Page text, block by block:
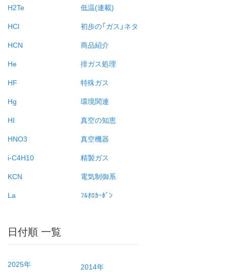
H2Te
HCl
HCN
He
HF
Hg
HI
HNO3
i-C4H10
KCN
La
低温(連載)
初歩の「ガス」ネタ
商品紹介
排ガス処理
特殊ガス
環境関連
真空の知恵
真空機器
精製ガス
電気制御系
ﾌﾙｵﾛｶｰﾎﾞﾝ
日付順 一覧
2025年
2014年